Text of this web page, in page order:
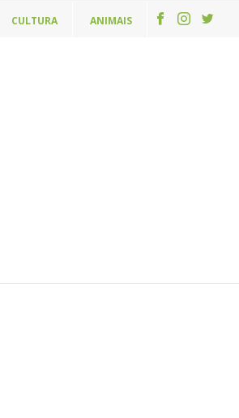
CULTURA ANIMAIS